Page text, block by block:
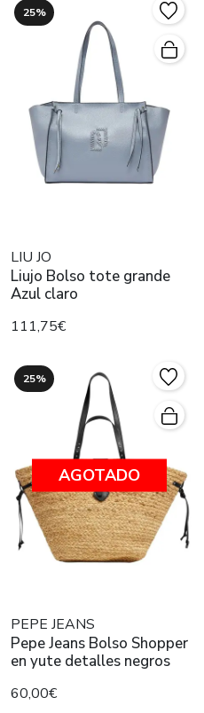
25%
LIU JO
Liujo Bolso tote grande
Azul claro
111,75€
25%
AGOTADO
PEPE JEANS
Pepe Jeans Bolso Shopper
en yute detalles negros
60,00€